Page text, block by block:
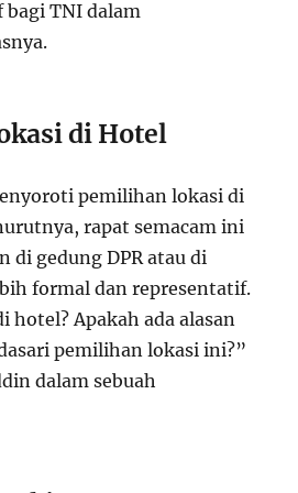
TNI dalam
di Hotel
pemilihan lokasi di
rapat semacam ini
di gedung DPR atau di
formal dan representatif.
hotel? Apakah ada alasan
pemilihan lokasi ini?”
dalam sebuah